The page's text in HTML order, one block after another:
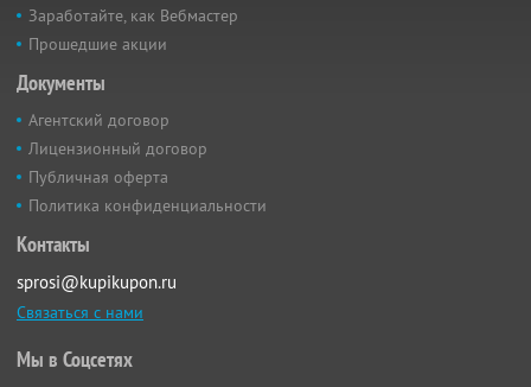
Заработайте, как Вебмастер
Прошедшие акции
Документы
Агентский договор
Лицензионный договор
Публичная оферта
Политика конфиденциальности
Контакты
sprosi@kupikupon.ru
Связаться с нами
Мы в Соцсетях